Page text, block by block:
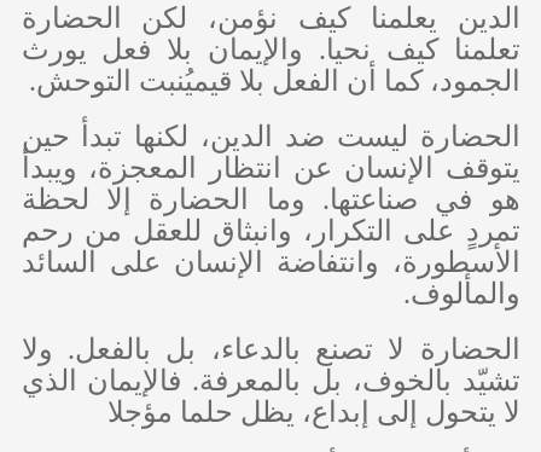
الدين يعلمنا كيف نؤمن، لكن الحضارة
تعلمنا كيف نحيا. والإيمان بلا فعل يورث
الجمود، كما أن الفعل بلا قيميُنبت التوحش.
الحضارة ليست ضد الدين، لكنها تبدأ حين
يتوقف الإنسان عن انتظار المعجزة، ويبدأ
هو في صناعتها. وما الحضارة إلا لحظة
تمردٍ على التكرار، وانبثاق للعقل من رحم
الأسطورة، وانتفاضة الإنسان على السائد
والمألوف.
الحضارة لا تصنع بالدعاء، بل بالفعل. ولا
تشيّد بالخوف، بل بالمعرفة. فالإيمان الذي
لا يتحول إلى إبداع، يظل حلما مؤجلا